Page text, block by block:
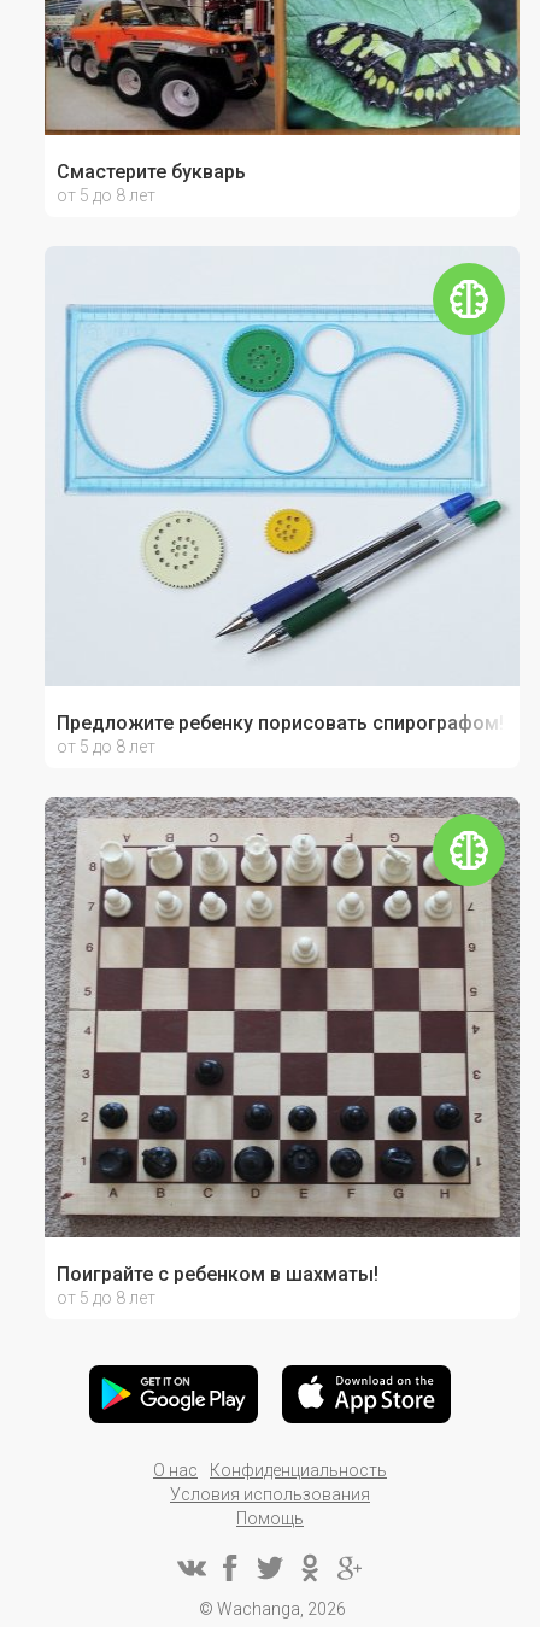
Смастерите букварь
от 5 до 8 лет
Предложите ребенку порисовать спирографом!
от 5 до 8 лет
Поиграйте с ребенком в шахматы!
от 5 до 8 лет
© Wachanga, 2026
О нас
Конфиденциальность
Условия использования
Помощь